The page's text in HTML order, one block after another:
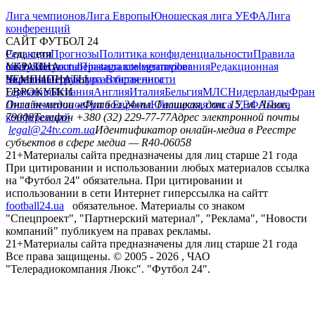
Лига чемпионовЛига ЕвропыЮношеская лига УЕФАЛига
конференций
САЙТ ФУТБОЛ 24
РедакцияПрогнозыПолитика конфиденциальностиПравила
сайтуКонтактыПравила комментированияРедакционная
политикаСтруктура собственности
Соц. сети
facebookxyoutubeinstagramtelegramviber
УКРАИНА
УкраинаПервая лигаВторая лига
ЧЕМПИОНАТЫ
ГерманияИспанияАнглияИталияБельгияМЛСНидерланды
ЕВРОКУБКИ
Лига чемпионовЛига ЕвропыЮношеская лига УЕФАЛига
конференций
Онлайн-медиа «Футбол 24»пл. Галицкая, дом. 15, м. Львов,
79008Телефон +380 (32) 229-77-77Адрес электронной почты
legal@24tv.com.uaИдентификатор онлайн-медиа в Реестре
субъектов в сфере медиа — R40-06058
21+Материалы сайта предназначены для лиц старше 21 года
При цитировании и использовании любых материалов ссылка
на "Футбол 24" обязательна. При цитировании и
использовании в сети Интернет гиперссылка на сайтт
football24.ua
обязательное. Материалы со знаком
"Спецпроект", "Партнерский материал", "Реклама", "Новости
компаний" публикуем на правах рекламы.
21+Материалы сайта предназначены для лиц старше 21 года
Все права защищены. © 2005 - 2026 , ЧАО
"Телерадиокомпания Люкс". "Футбол 24".